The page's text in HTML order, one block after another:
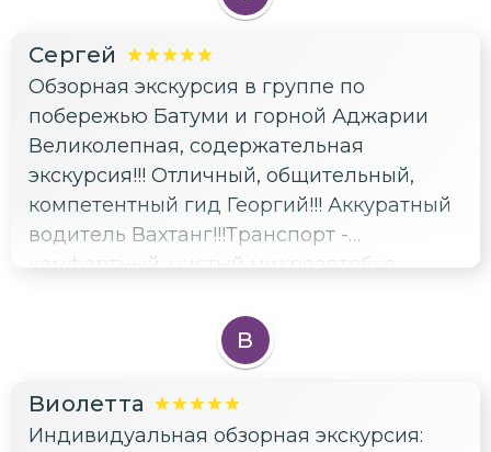
Сергей
Обзорная экскурсия в группе по
побережью Батуми и горной Аджарии
Великолепная, содержательная
экскурсия!!! Отличный, общительный,
компетентный гид Георгий!!! Аккуратный
водитель Вахтанг!!!Транспорт -
комфортный, чистый микроавтобус
В
Виолетта
Индивидуальная обзорная экскурсия: